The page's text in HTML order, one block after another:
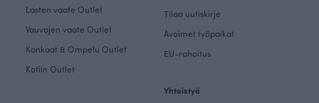
Lasten vaate Outlet
Vauvojen vaate Outlet
Kankaat & Ompelu Outlet
Kotiin Outlet
Tilaa uutiskirje
Avoimet työpaikat
EU-rahoitus
Yhteistyö